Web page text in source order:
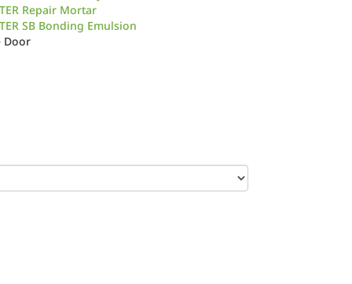
Repair Mortar
SB Bonding Emulsion
Door